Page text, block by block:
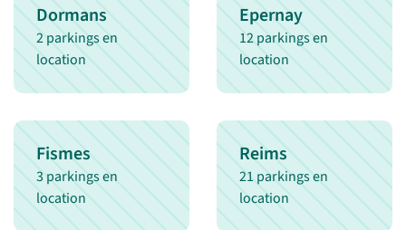
Dormans
2 parkings en
location
Epernay
12 parkings en
location
Fismes
3 parkings en
location
Reims
21 parkings en
location